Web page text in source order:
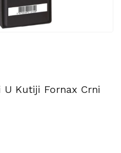
Kutiji Fornax Crni